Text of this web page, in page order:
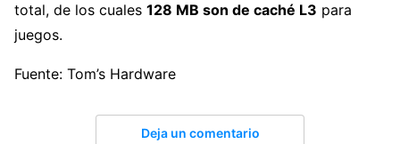
total, de los cuales 128 MB son de caché L3 para
juegos.
Fuente: Tom’s Hardware
Deja un comentario